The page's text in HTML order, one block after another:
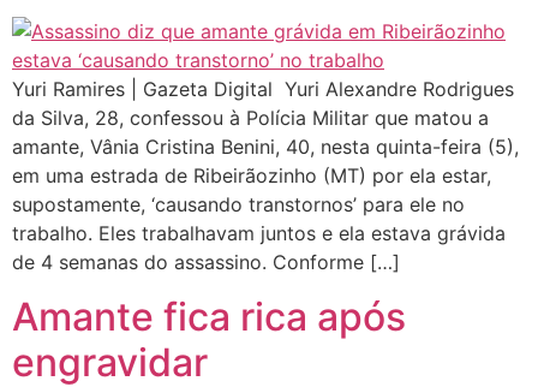
Yuri Ramires | Gazeta Digital Yuri Alexandre Rodrigues
da Silva, 28, confessou à Polícia Militar que matou a
amante, Vânia Cristina Benini, 40, nesta quinta-feira (5),
em uma estrada de Ribeirãozinho (MT) por ela estar,
supostamente, ‘causando transtornos’ para ele no
trabalho. Eles trabalhavam juntos e ela estava grávida
de 4 semanas do assassino. Conforme […]
Amante fica rica após
engravidar